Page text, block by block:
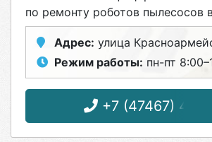
по ремонту роботов пылесосов
Адрес: улица
Режим работы: пн-пт
+7 (47467) 4-87-